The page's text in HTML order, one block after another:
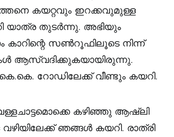
കയറ്റവും ഇറക്കവുമുള്ള
യാത്ര തുടർന്നു. അഭിയും
കാറിന്റെ സൺറൂഫിലൂടെ നിന്ന്
ആസ്വദിക്കുകയായിരുന്നു.
റോഡിലേക്ക് വീണ്ടും കയറി.
കഴിഞ്ഞു ആഷ്‌ലി
വഴിയിലേക്ക് ഞങ്ങൾ കയറി. രാത്രി